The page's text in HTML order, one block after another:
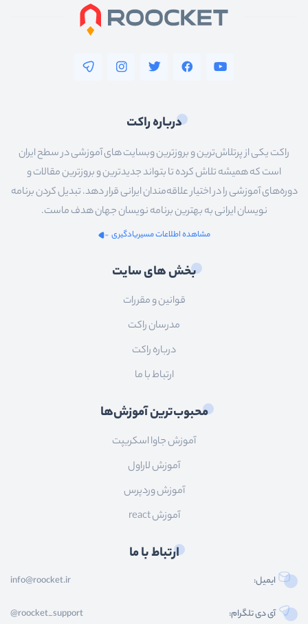
درباره راکت
راکت یکی از پرتلاش‌ترین و بروزترین وبسایت های آموزشی در سطح ایران
است که همیشه تلاش کرده تا بتواند جدیدترین و بروزترین مقالات و
دوره‌های آموزشی را در اختیار علاقه‌مندان ایرانی قرار دهد. تبدیل کردن برنامه
نویسان ایرانی به بهترین برنامه نویسان جهان هدف ماست.
مشاهده اطلاعات مسیریادگیری
بخش های سایت
قوانین و مقررات
مدرسان راکت
درباره راکت
ارتباط با ما
محبوب‌ترین آموزش‌ها
آموزش جاوا اسکریپت
آموزش لاراول
آموزش وردپرس
آموزش react
ارتباط با ما
ایمیل: info@roocket.ir
آی دی تلگرام: @roocket_support